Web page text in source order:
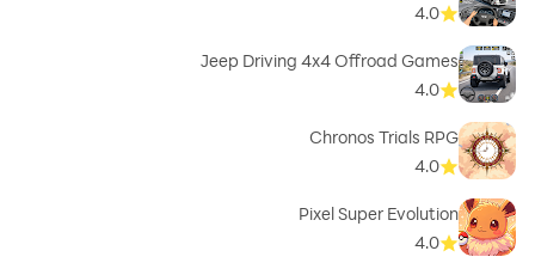
4.0
Jeep Driving 4x4 Offroad Games
4.0
Chronos Trials RPG
4.0
Pixel Super Evolution
4.0